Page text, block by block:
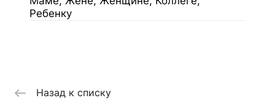
Ребенку
Назад к списку